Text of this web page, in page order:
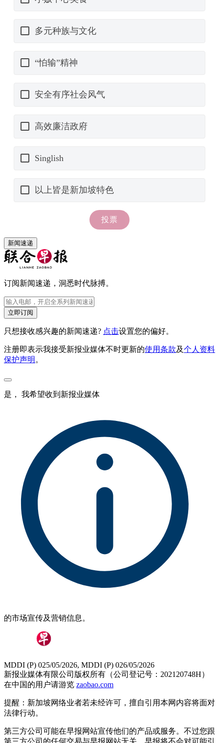
新闻速递
订阅新闻速递，洞悉时代脉搏。
立即订阅
只想接收感兴趣的新闻速递? 点击设置您的偏好。
注册即表示我接受新报业媒体不时更新的使用条款及个人资料
保护声明 。
是， 我希望收到新报业媒体
的市场宣传及营销信息。
MDDI (P) 025/05/2026, MDDI (P) 026/05/2026
新报业媒体有限公司版权所有（公司登记号：202120748H）
在中国的用户请游览 zaobao.com
提醒：新加坡网络业者若未经许可，擅自引用本网内容将面对
法律行动。
第三方公司可能在早报网站宣传他们的产品或服务。不过您跟
第三方公司的任何交易与早报网站无关，早报将不会对可能引